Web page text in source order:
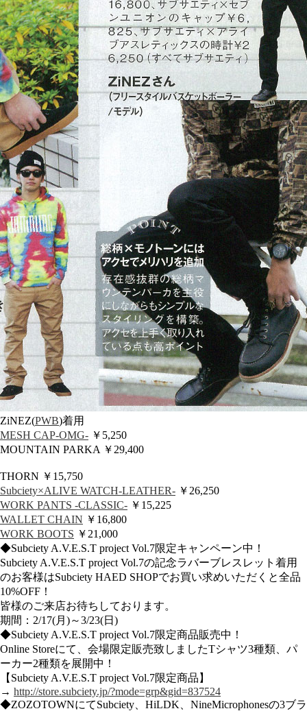
ZiNEZ(PWB)着用
MESH CAP-OMG- ￥5,250
MOUNTAIN PARKA ￥29,400
THORN ￥15,750
Subciety×ALIVE WATCH-LEATHER- ￥26,250
WORK PANTS -CLASSIC- ￥15,225
WALLET CHAIN ￥16,800
WORK BOOTS ￥21,000
◆Subciety A.V.E.S.T project Vol.7限定キャンペーン中！
Subciety A.V.E.S.T project Vol.7の記念ラバーブレスレット着用
のお客様はSubciety HAED SHOPでお買い求めいただくと全品
10%OFF！
皆様のご来店お待ちしております。
期間：2/17(月)～3/23(日)
◆Subciety A.V.E.S.T project Vol.7限定商品販売中！
Online Storeにて、会場限定販売致しましたTシャツ3種類、パ
ーカー2種類を展開中！
【Subciety A.V.E.S.T project Vol.7限定商品】
→ http://store.subciety.jp/?mode=grp&gid=837524
◆ZOZOTOWNにてSubciety、HiLDK、NineMicrophonesの3ブラ